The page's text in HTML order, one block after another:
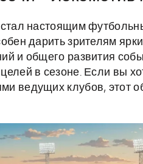
настоящим
дарить зрителям
и общего развития
в сезоне. Если вы
ведущих клубов, этот